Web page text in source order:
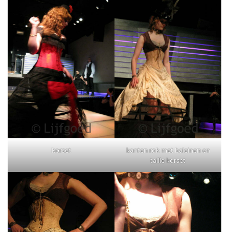
korset
kanten rok met baleinen en
taille korset